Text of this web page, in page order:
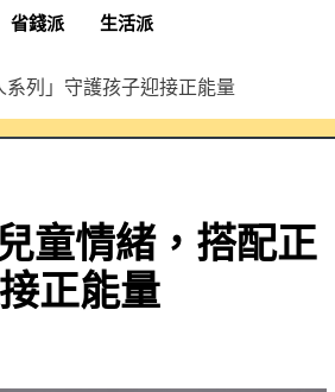
省錢派 生活派
列」守護孩子迎接正能量
童情緒，搭配正
正能量